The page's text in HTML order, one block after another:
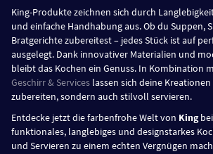
King-Produkte zeichnen sich durch
und einfache Handhabung aus. Ob du Suppen,
Bratgerichte zubereitest – jedes Stück ist auf
ausgelegt. Dank innovativer Materialien und
bleibt das Kochen ein Genuss. In Kombination
Geschirr & Services lassen sich deine
zubereiten, sondern auch stilvoll servieren.
Entdecke jetzt die farbenfrohe Welt von Kingbei
funktionales, langlebiges und designstarkes
und Servieren zu einem echten Vergnügen